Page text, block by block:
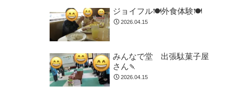
ジョイフル🍽️外食体験🍽️
2026.04.15
みんなで堂 出張駄菓子屋
さん🍡
2026.04.15